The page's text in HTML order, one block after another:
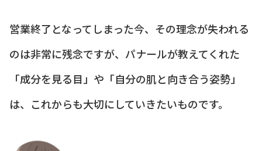
営業終了となってしまった今、その理念が失われる
のは非常に残念ですが、パナールが教えてくれた
「成分を見る目」や「自分の肌と向き合う姿勢」
は、これからも大切にしていきたいものです。